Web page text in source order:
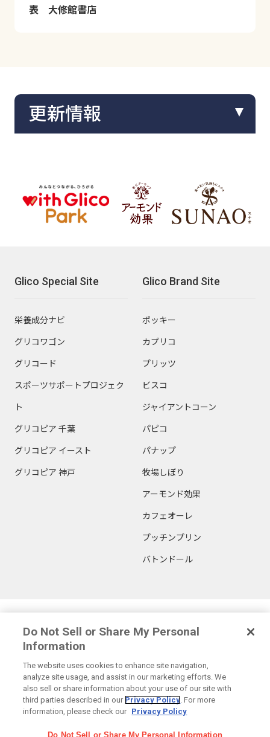
表 大修館書店
更新情報
Glico Special Site
栄養成分ナビ
グリコワゴン
グリコード
スポーツサポートプロジェク
ト
グリコピア 千葉
グリコピア イースト
グリコピア 神戸
Glico Brand Site
ポッキー
カプリコ
プリッツ
ビスコ
ジャイアントコーン
パピコ
パナップ
牧場しぼり
アーモンド効果
カフェオーレ
プッチンプリン
バトンドール
Glicoからの最新情報を受け取る
Glicoホーム お問い合わせ ご利用規約
プライバシーポリシー
ソーシャルメディアポリシー
サイトマップ
Do Not Sell or Share My Personal
Information
The website uses cookies to enhance site navigation,
analyze site usage, and assist in our marketing efforts. We
also sell or share information about your use of our site with
third parties described in our Privacy Policy. For more
information, please check our Privacy Policy
Do Not Sell or Share My Personal Information